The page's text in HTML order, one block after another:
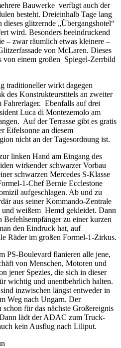
Bauwerke verfügt auch der
besteht. Dreieinhalb Tage lang
glitzernde „Übergangshotel“
wird. Besonders beeindruckend
– zwar räumlich etwas kleinere –
von McLaren. Dieses
von einem großen Spiegel-Zerrbild
traditioneller wirkt dagegen
des Konstrukteurstitels an zweiter
Ebenfalls auf drei
Luca di Montezemolo am
Auf der Terrasse gibt es gratis
Eifelsonne an diesem
nicht an der Tagesordnung ist.
linken Hand am Eingang des
wirkender schwarzer Vorbau
schwarzen Mercedes S-Klasse
1-Chef Bernie Ecclestone
aufgeschlagen. Ab und zu
aus seiner Kommando-Zentrale
und weißem Hemd gekleidet. Dann
zu einer kurzen
den Eindruck hat, auf
Räder im großen Formel-1-Zirkus.
PS-Boulevard flanieren alle jene,
von Menschen, Motoren und
jener Spezies, die sich in dieser
wichtig und unentbehrlich halten.
inzwischen längst entweder in
Weg nach Ungarn. Der
für das nächste Großereignis
lädt der ADAC zum Truck-
kein Ausflug nach Liliput.